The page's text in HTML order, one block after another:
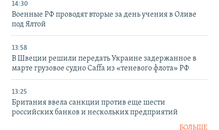
14:30
Военные РФ проводят вторые за день учения в Оливе
под Ялтой
13:58
В Швеции решили передать Украине задержанное в
марте грузовое судно Caffa из «теневого флота» РФ
13:25
Британия ввела санкции против еще шести
российских банков и нескольких предприятий
БОЛЬШЕ